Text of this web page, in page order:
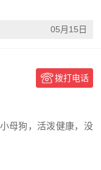
05月15日
拨打电话
母狗，活泼健康，没